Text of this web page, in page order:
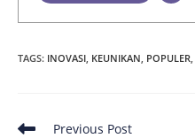
TAGS: INOVASI KEUNIKAN POPULER
Read
Previous Post